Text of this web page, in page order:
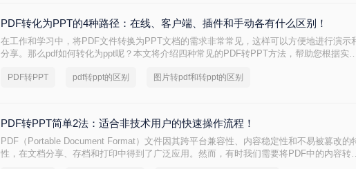
PDF转化为PPT的4种路径：在线、客户端、插件和手动各有什么区别！
在工作和学习中，将PDF文件转换为PPT文档的需求非常常见，这样可以方便地进行演示
分享。那么pdf如何转化为ppt呢？本文将介绍四种常见的PDF转PPT方法，帮助您根据实际
PDF转PPT pdf转ppt的区别 图片转pdf和转ppt的区别
PDF转PPT简单2法：适合非技术用户的快速操作流程！
PDF（Portable Document Format）文件因其跨平台兼容性、内容稳定性和不易被篡改的
性，在文档分享、存档和打印中得到了广泛应用。然而，有时我们需要将PDF中的内容转